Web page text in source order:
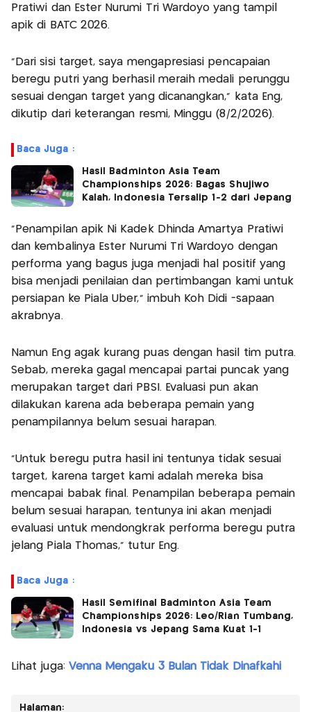
Pratiwi dan Ester Nurumi Tri Wardoyo yang tampil
apik di BATC 2026.
“Dari sisi target, saya mengapresiasi pencapaian
beregu putri yang berhasil meraih medali perunggu
sesuai dengan target yang dicanangkan,” kata Eng,
dikutip dari keterangan resmi, Minggu (8/2/2026).
Baca Juga :
Hasil Badminton Asia Team
Championships 2026: Bagas Shujiwo
Kalah, Indonesia Tersalip 1-2 dari Jepang
“Penampilan apik Ni Kadek Dhinda Amartya Pratiwi
dan kembalinya Ester Nurumi Tri Wardoyo dengan
performa yang bagus juga menjadi hal positif yang
bisa menjadi penilaian dan pertimbangan kami untuk
persiapan ke Piala Uber,” imbuh Koh Didi -sapaan
akrabnya.
Namun Eng agak kurang puas dengan hasil tim putra.
Sebab, mereka gagal mencapai partai puncak yang
merupakan target dari PBSI. Evaluasi pun akan
dilakukan karena ada beberapa pemain yang
penampilannya belum sesuai harapan.
“Untuk beregu putra hasil ini tentunya tidak sesuai
target, karena target kami adalah mereka bisa
mencapai babak final. Penampilan beberapa pemain
belum sesuai harapan, tentunya ini akan menjadi
evaluasi untuk mendongkrak performa beregu putra
jelang Piala Thomas,” tutur Eng.
Baca Juga :
Hasil Semifinal Badminton Asia Team
Championships 2026: Leo/Rian Tumbang,
Indonesia vs Jepang Sama Kuat 1-1
Lihat juga: Venna Mengaku 3 Bulan Tidak Dinafkahi
Halaman: